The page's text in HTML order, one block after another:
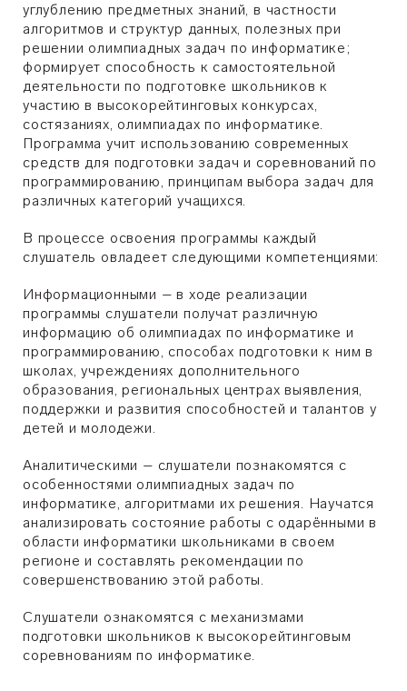
углублению предметных знаний, в частности
алгоритмов и структур данных, полезных при
решении олимпиадных задач по информатике;
формирует способность к самостоятельной
деятельности по подготовке школьников к
участию в высокорейтинговых конкурсах,
состязаниях, олимпиадах по информатике.
Программа учит использованию современных
средств для подготовки задач и соревнований по
программированию, принципам выбора задач для
различных категорий учащихся.
В процессе освоения программы каждый
слушатель овладеет следующими компетенциями:
Информационными – в ходе реализации
программы слушатели получат различную
информацию об олимпиадах по информатике и
программированию, способах подготовки к ним в
школах, учреждениях дополнительного
образования, региональных центрах выявления,
поддержки и развития способностей и талантов у
детей и молодежи.
Аналитическими – слушатели познакомятся с
особенностями олимпиадных задач по
информатике, алгоритмами их решения. Научатся
анализировать состояние работы с одарёнными в
области информатики школьниками в своем
регионе и составлять рекомендации по
совершенствованию этой работы.
Слушатели ознакомятся с механизмами
подготовки школьников к высокорейтинговым
соревнованиям по информатике.